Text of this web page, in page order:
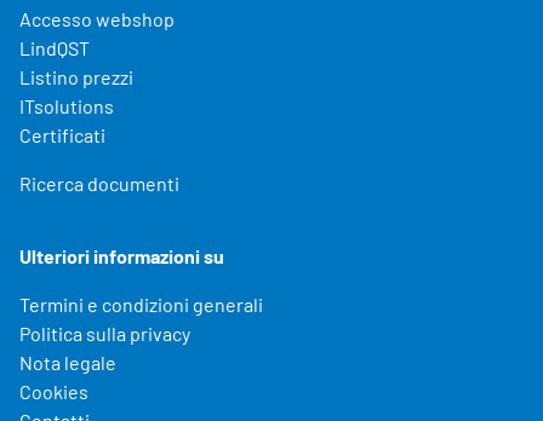
Accesso webshop
LindQST
Listino prezzi
ITsolutions
Certificati
Ricerca documenti
Ulteriori informazioni su
Termini e condizioni generali
Politica sulla privacy
Nota legale
Cookies